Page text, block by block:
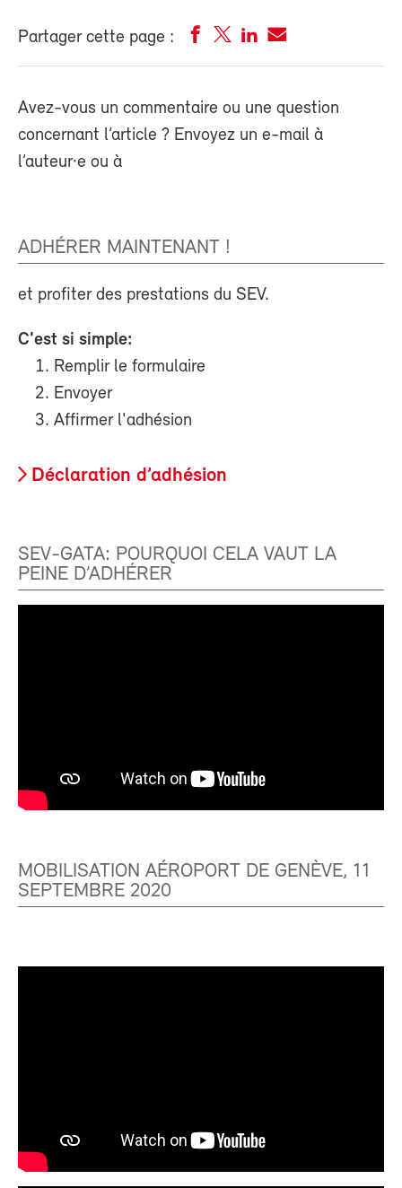
Partager cette page :
Avez-vous un commentaire ou une question
concernant l’article ? Envoyez un e-mail à
l’auteur·e ou à
ADHÉRER MAINTENANT !
et profiter des prestations du SEV.
C'est si simple:
Remplir le formulaire
Envoyer
Affirmer l'adhésion
Déclaration d’adhésion
SEV-GATA: POURQUOI CELA VAUT LA
PEINE D’ADHÉRER
MOBILISATION AÉROPORT DE GENÈVE, 11
SEPTEMBRE 2020